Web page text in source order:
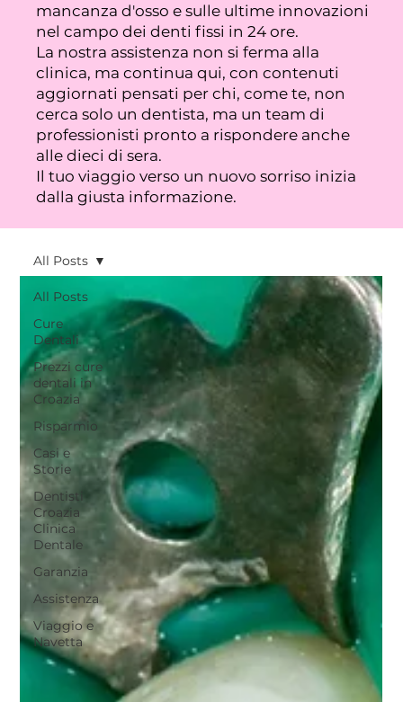
mancanza d'osso e sulle ultime innovazioni
nel campo dei denti fissi in 24 ore.
La nostra assistenza non si ferma alla
clinica, ma continua qui, con contenuti
aggiornati pensati per chi, come te, non
cerca solo un dentista, ma un team di
professionisti pronto a rispondere anche
alle dieci di sera.
Il tuo viaggio verso un nuovo sorriso inizia
dalla giusta informazione.
All Posts
Cure
Dentali
Prezzi cure
dentali in
Croazia
Risparmio
Casi e
Storie
Dentisti
Croazia
Clinica
Dentale
Garanzia
Assistenza
Viaggio e
Navetta
All Posts